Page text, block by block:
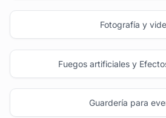
Fotografía y
Fuegos artificiales y
Guardería para